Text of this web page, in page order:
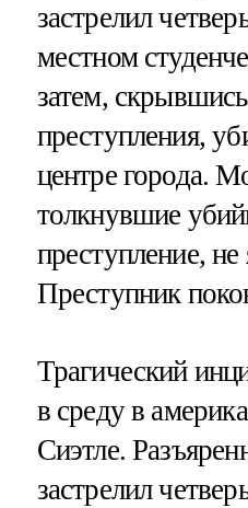
застрелил
местном
затем,
преступления,
центре города.
толкнувшие
преступление, не
Преступник
Трагический
в среду в
Сиэтле.
застрелил